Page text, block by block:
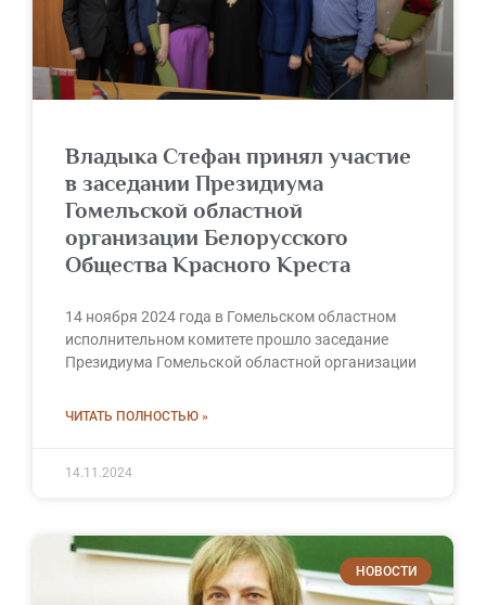
Владыка Стефан принял участие
в заседании Президиума
Гомельской областной
организации Белорусского
Общества Красного Креста
14 ноября 2024 года в Гомельском областном
исполнительном комитете прошло заседание
Президиума Гомельской областной организации
ЧИТАТЬ ПОЛНОСТЬЮ »
14.11.2024
НОВОСТИ